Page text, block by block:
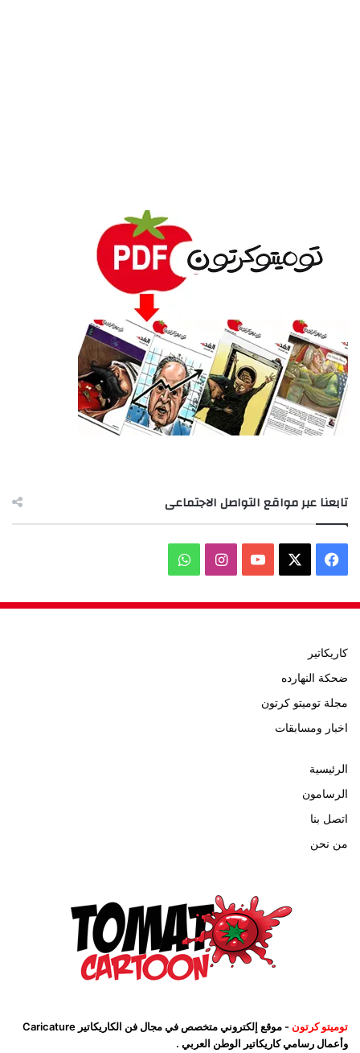
تابعنا عبر مواقع التواصل الاجتماعى
فيسبوك ‫YouTubeانستقرامواتساب
كاريكاتير
ضحكة النهارده
مجلة توميتو كرتون
اخبار ومسابقات
الرئيسية
الرسامون
اتصل بنا
من نحن
توميتو كرتون
- موقع إلكتروني متخصص في مجال فن الكاريكاتير Caricature
وأعمال رسامي كاريكاتير الوطن العربي .